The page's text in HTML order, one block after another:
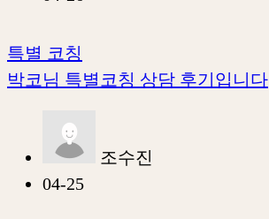
특별 코칭
박코님 특별코칭 상담 후기입니다
조수진
04-25